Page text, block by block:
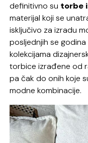
definitivno su torbe
materijal koji se
isključivo za izradu
posljednjih se
kolekcijama
torbice izrađene od
pa čak do onih koje
modne kombinacije.